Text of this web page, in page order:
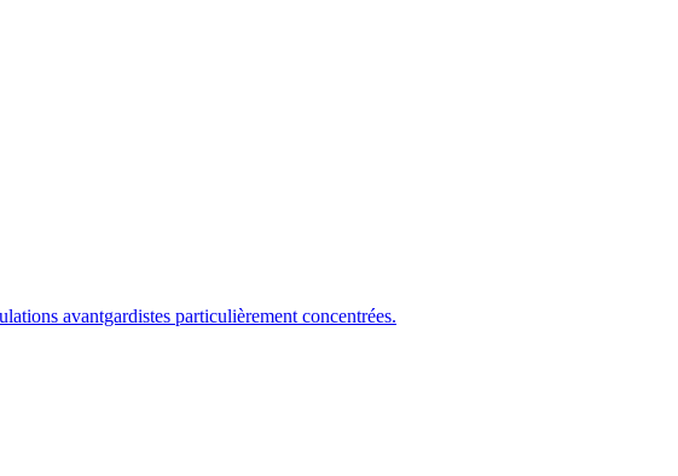
avantgardistes particulièrement concentrées.